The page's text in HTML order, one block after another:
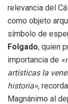
relevancia del
como objeto
símbolo de
Folgado, quien
importancia de
artísticas la
historia»,
Magnánimo al